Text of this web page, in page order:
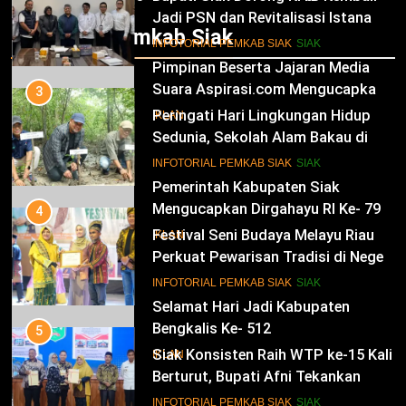
12
Pimpinan Beserta Jajaran Media
Suara Aspirasi.com Mengucapkan
Selamat HUT RI Ke-79
IKLAN
13
Pemerintah Kabupaten Siak
Mengucapkan Dirgahayu RI Ke- 79
IKLAN
14
Selamat Hari Jadi Kabupaten
Bengkalis Ke- 512
IKLAN
15
Pangan Nasional
Infotorial Pemkab Siak
Jadi PSN dan Revitalisasi Istana
Kesultanan Siak
INFOTORIAL PEMKAB SIAK SIAK
3
Peringati Hari Lingkungan Hidup
Sedunia, Sekolah Alam Bakau di
Siak Cetak Generasi Penjaga
Pesisir
INFOTORIAL PEMKAB SIAK SIAK
4
Festival Seni Budaya Melayu Riau
Perkuat Pewarisan Tradisi di Negeri
Istana
INFOTORIAL PEMKAB SIAK SIAK
5
Siak Konsisten Raih WTP ke-15 Kali
Berturut, Bupati Afni Tekankan
Penguatan Tata Kelola Keuangan
INFOTORIAL PEMKAB SIAK SIAK